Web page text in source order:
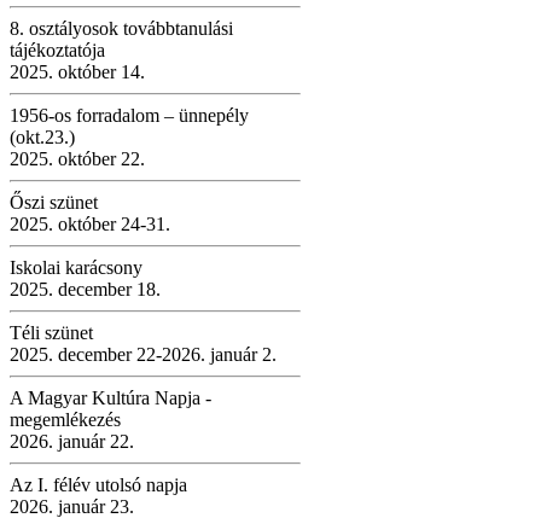
8. osztályosok továbbtanulási
tájékoztatója
2025. október 14.
1956-os forradalom – ünnepély
(okt.23.)
2025. október 22.
Őszi szünet
2025. október 24-31.
Iskolai karácsony
2025. december 18.
Téli szünet
2025. december 22-2026. január 2.
A Magyar Kultúra Napja -
megemlékezés
2026. január 22.
Az I. félév utolsó napja
2026. január 23.